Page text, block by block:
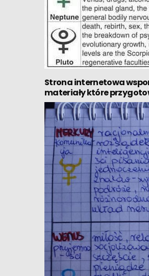
Strona internetowa
materiały które